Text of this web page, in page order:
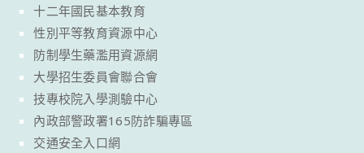
十二年國民基本教育
性別平等教育資源中心
防制學生藥濫用資源網
大學招生委員會聯合會
技專校院入學測驗中心
內政部警政署165防詐騙專區
交通安全入口網